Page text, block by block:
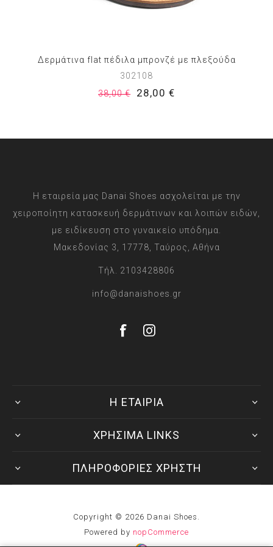
Δερμάτινα flat πέδιλα μπρονζέ με πλεξούδα
302108
38,00 €
28,00 €
Η εταιρεία μας Danai Shoes ασχολείται με την
χειροποίητη κατασκευή δερμάτινων και λοιπών ειδών,
με ειδίκευση στο γυναικείο υπόδημα.
Μακεδονίας 3, 17778, Ταύρος, Αθήνα
Τήλ. 2103428806
info@danaishoes.gr
Η ΕΤΑΙΡΙΑ
ΧΡΗΣΙΜΑ LINKS
ΠΛΗΡΟΦΟΡΙΕΣ ΧΡΗΣΤΗ
Copyright © 2026 Danai Shoes.
Powered by nopCommerce